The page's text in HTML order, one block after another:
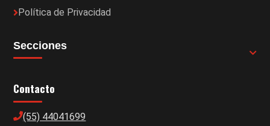
Política de Privacidad
Secciones
Contacto
(55) 44041699